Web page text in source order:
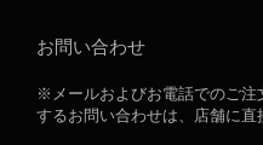
お問い合わせ
※メールおよびお電話でのご注
するお問い合わせは、店舗に直